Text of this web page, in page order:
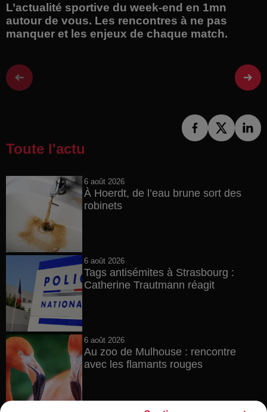
L’actualité sportive du week-end en 1mn
autour de vous. Les rencontres à ne pas
manquer et les enjeux de chaque match.
Toute l'actu
6 août 2026
À Hoerdt, de l’eau brune sort des
robinets
6 août 2026
Tags antisémites à Strasbourg :
Catherine Trautmann réagit
6 août 2026
Au zoo de Mulhouse : rencontre
avec les flamants rouges